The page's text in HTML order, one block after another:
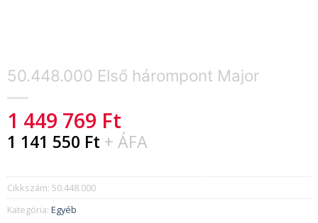
50.448.000 Első hárompont Major
1 449 769 Ft
1 141 550 Ft + ÁFA
Cikkszám: 50.448.000
Kategória: Egyéb